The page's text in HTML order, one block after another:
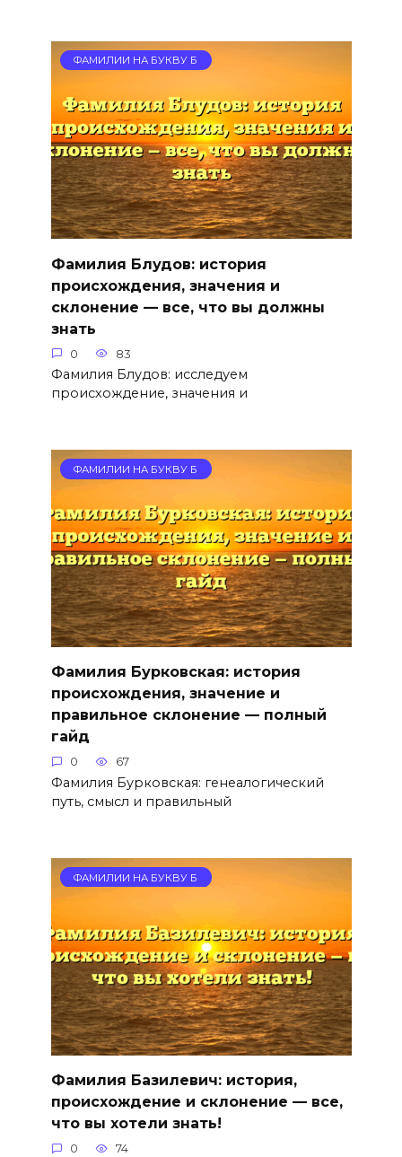
ФАМИЛИИ НА БУКВУ Б
Фамилия Блудов: история
происхождения, значения и
склонение — все, что вы должны
знать
0 83
Фамилия Блудов: исследуем
происхождение, значения и
ФАМИЛИИ НА БУКВУ Б
Фамилия Бурковская: история
происхождения, значение и
правильное склонение — полный
гайд
0 67
Фамилия Бурковская: генеалогический
путь, смысл и правильный
ФАМИЛИИ НА БУКВУ Б
Фамилия Базилевич: история,
происхождение и склонение — все,
что вы хотели знать!
0 74